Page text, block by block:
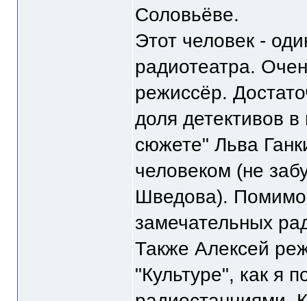
Соловьёве.
Этот человек -
радиотеатра.
режиссёр.
доля детективов
сюжете" Льва
человеком (не
Шведова). Помимо
замечательных
Также Алексей
"Культуре", как я